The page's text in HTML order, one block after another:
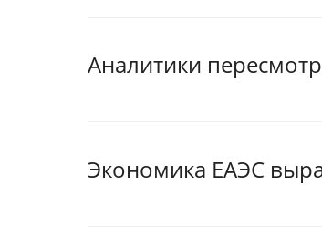
Аналитики
Экономика ЕАЭС